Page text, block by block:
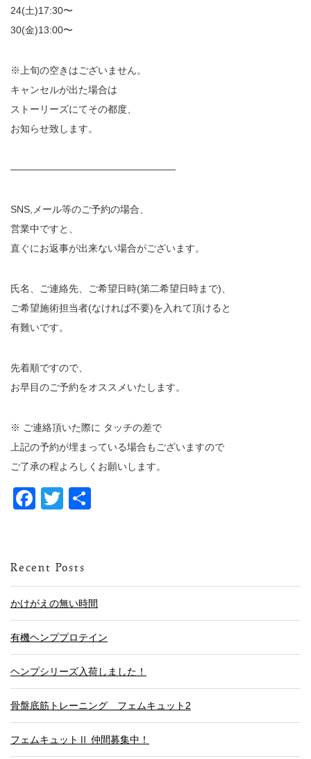
24(土)17:30〜
30(金)13:00〜
※上旬の空きはございません。
キャンセルが出た場合は
ストーリーズにてその都度、
お知らせ致します。
—————————————————
SNS,メール等のご予約の場合、
営業中ですと、
直ぐにお返事が出来ない場合がございます。
氏名、ご連絡先、ご希望日時(第二希望日時まで)、
ご希望施術担当者(なければ不要)を入れて頂けると
有難いです。
先着順ですので、
お早目のご予約をオススメいたします。
※ ご連絡頂いた際に タッチの差で
上記の予約が埋まっている場合もございますので
ご了承の程よろしくお願いします。
Facebook
Twitter
Recent Posts
かけがえの無い時間
有機ヘンププロテイン
ヘンプシリーズ入荷しました！
骨盤底筋トレーニング フェムキュット2
フェムキュットⅡ 仲間募集中！